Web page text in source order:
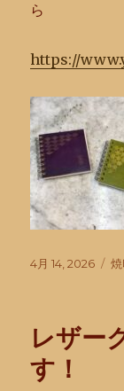
ら
https://
投
4月 14, 2026
カ
ー
レザー
す！